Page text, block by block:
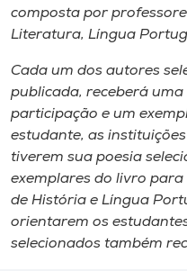
composta por
Literatura, Língua
Cada um dos autores
publicada, receberá
participação e um
estudante, as
tiverem sua poesia
exemplares do livro
de História e Língua
orientarem os
selecionados também